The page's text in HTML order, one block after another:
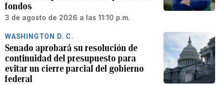
fondos
3 de agosto de 2026 a las 11:10 p.m.
WASHINGTON D. C.
Senado aprobará su resolución de
continuidad del presupuesto para
evitar un cierre parcial del gobierno
federal